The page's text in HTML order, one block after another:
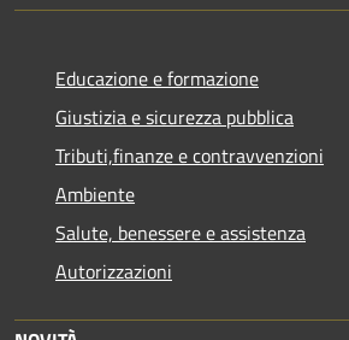
Educazione e formazione
Giustizia e sicurezza pubblica
Tributi,finanze e contravvenzioni
Ambiente
Salute, benessere e assistenza
Autorizzazioni